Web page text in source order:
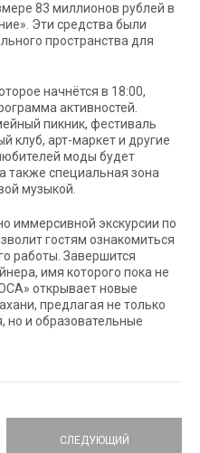
83 миллионов рублей в
Эти средства были
пространства для
начнётся в 18:00,
активностей.
пикник, фестиваль
клуб, арт-маркет и другие
моды будет
также специальная зона
музыкой.
иммерсивной экскурсии по
гостям ознакомиться
работы. Завершится
имя которого пока не
открывает новые
предлагая не только
но и образовательные
СЛЕДУЮЩИЙ